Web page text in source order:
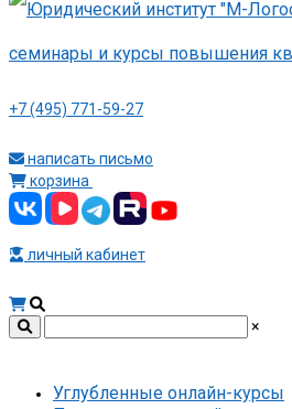
+7 (495) 771-59-27
написать письмо
корзина
личный кабинет
×
Углубленные онлайн-курсы